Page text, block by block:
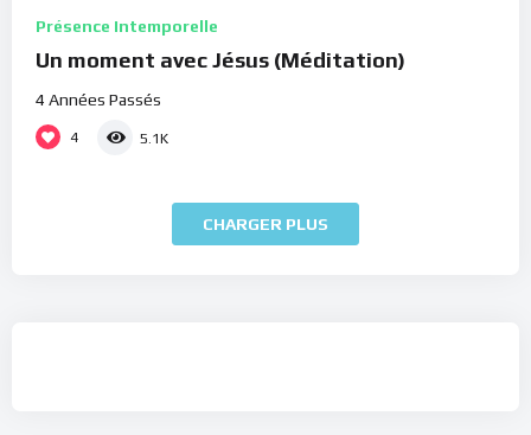
Présence Intemporelle
Un moment avec Jésus (Méditation)
4 Années Passés
4 5.1K
CHARGER PLUS